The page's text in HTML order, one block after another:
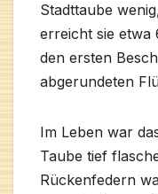
Stadttaube
erreicht sie etwa
den ersten
abgerundeten
Im Leben war
Taube tief
Rückenfedern